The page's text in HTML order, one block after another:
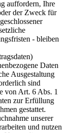
auffordern, Ihre
der Zweck für
- bleiben
Daten
Ausgestaltung
sind
von Art. 6 Abs. 1
zur Erfüllung
gestattet.
unserer
und nutzen